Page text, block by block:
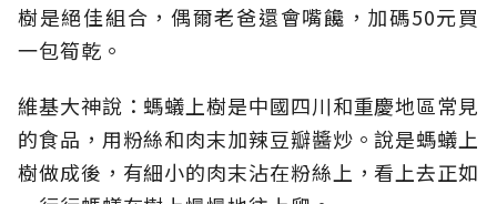
樹是絕佳組合，偶爾老爸還會嘴饞，加碼50元買
一包筍乾。
維基大神說：螞蟻上樹是中國四川和重慶地區常見
的食品，用粉絲和肉末加辣豆瓣醬炒。說是螞蟻上
樹做成後，有細小的肉末沾在粉絲上，看上去正如